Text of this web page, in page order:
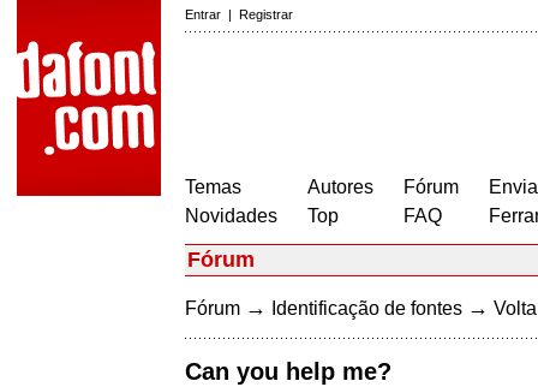
Entrar | Registrar
Temas
Novidades
Autores
Top
Fórum
FAQ
Fórum
Fórum → Identificação de fontes →
Can you help me?